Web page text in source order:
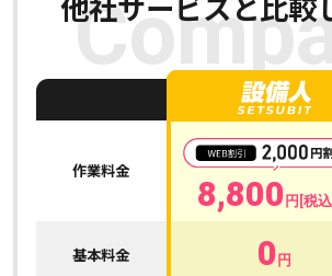
作業料金
8,800 円[税
基本料金 0 円